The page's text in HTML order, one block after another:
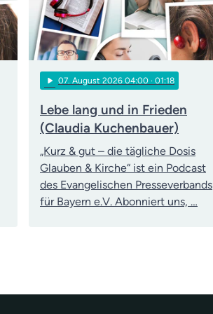
play_arrow 07 . August 2026 04:00 · 01:18
Lebe lang und in Frieden
(Claudia Kuchenbauer)
„Kurz & gut – die tägliche Dosis
Glauben & Kirche“ ist ein Podcast
des Evangelischen Presseverbands
für Bayern e.V. Abonniert uns, …